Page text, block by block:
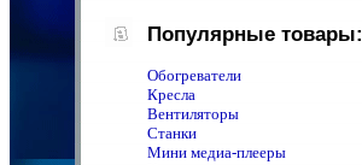
Популярные товары:
Обогреватели
Кресла
Вентиляторы
Станки
Мини медиа-плееры